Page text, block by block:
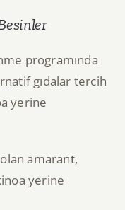
programında
gıdalar tercih
yerine
amarant,
yerine